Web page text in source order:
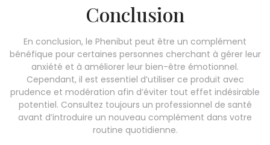
Conclusion
En conclusion, le Phenibut peut être un complément
bénéfique pour certaines personnes cherchant à gérer leur
anxiété et à améliorer leur bien-être émotionnel.
Cependant, il est essentiel d’utiliser ce produit avec
prudence et modération afin d’éviter tout effet indésirable
potentiel. Consultez toujours un professionnel de santé
avant d’introduire un nouveau complément dans votre
routine quotidienne.